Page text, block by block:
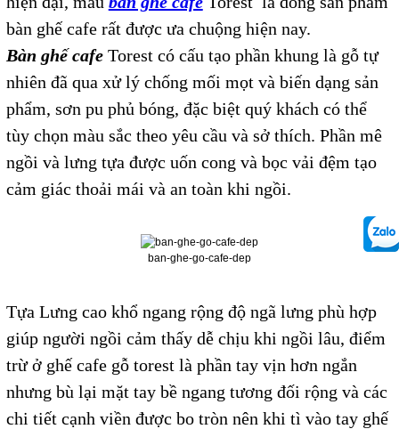
bàn ghế cafe rất được ưa chuộng hiện nay.
Bàn ghế cafeTorest có cấu tạo phần khung là gỗ tự
nhiên đã qua xử lý chống mối mọt và biến dạng sản
phẩm, sơn pu phủ bóng, đặc biệt quý khách có thể
tùy chọn màu sắc theo yêu cầu và sở thích. Phần mê
ngồi và lưng tựa được uốn cong và bọc vải đệm tạo
cảm giác thoải mái và an toàn khi ngồi.
ban-ghe-go-cafe-dep
Tựa Lưng cao khổ ngang rộng độ ngã lưng phù hợp
giúp người ngồi cảm thấy dễ chịu khi ngồi lâu, điểm
trừ ở ghế cafe gỗ torest là phần tay vịn hơn ngắn
nhưng bù lại mặt tay bề ngang tương đối rộng và các
chi tiết cạnh viền được bo tròn nên khi tì vào tay ghế